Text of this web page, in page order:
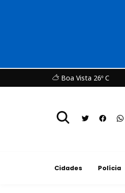
Boa Vista 26º C
Cidades Polícia